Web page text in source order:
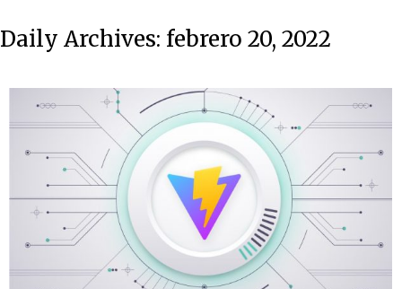
Daily Archives: febrero 20, 2022